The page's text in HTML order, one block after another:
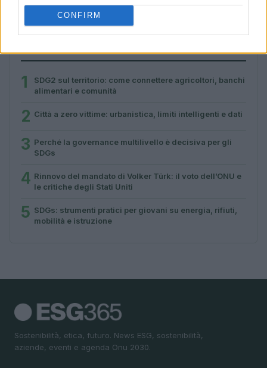
CONFIRM
PIÙ LETTI
1
SDG2 sul territorio: come connettere agricoltori, banchi
alimentari e comunità
2 Città a zero vittime: urbanistica, limiti intelligenti e dati
3 Perché la governance multilivello è decisiva per gli
SDGs
4 Rinnovo del mandato di Volker Türk: il voto dell’ONU e
le critiche degli Stati Uniti
5 SDGs: strumenti pratici per giovani su energia, rifiuti,
mobilità e istruzione
Sostenibilità, etica, futuro. News ESG, sostenibilità,
aziende, eventi e agenda Onu 2030.